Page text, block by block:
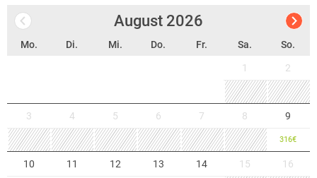
4000 denkmalgeschützte Häuser.
August 2026
Mo. Di. Mi. Do. Fr. Sa. So.
1 2
3 4 5 6 7 8 9
316€
10 11 12 13 14 15 16